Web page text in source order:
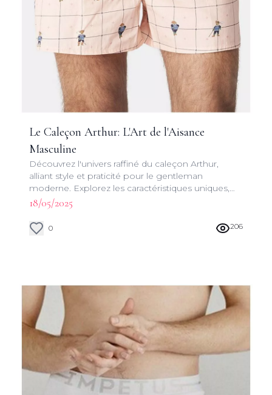
Le Caleçon Arthur: L'Art de l'Aisance
Masculine
Découvrez l'univers raffiné du caleçon Arthur,
alliant style et praticité pour le gentleman
moderne. Explorez les caractéristiques uniques,
l'histoire et les conseils d'entretien de ce sous-
vêtement emblématique.
18/05/2025
0 206